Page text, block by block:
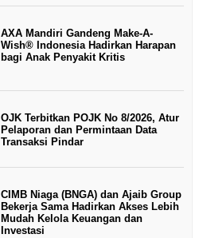
AXA Mandiri Gandeng Make-A-
Wish® Indonesia Hadirkan Harapan
bagi Anak Penyakit Kritis
OJK Terbitkan POJK No 8/2026, Atur
Pelaporan dan Permintaan Data
Transaksi Pindar
CIMB Niaga (BNGA) dan Ajaib Group
Bekerja Sama Hadirkan Akses Lebih
Mudah Kelola Keuangan dan
Investasi